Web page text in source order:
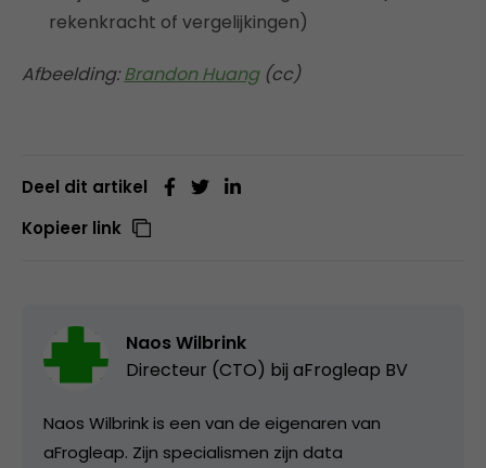
rekenkracht of vergelijkingen)
Afbeelding:Brandon Huang(cc)
Deel dit artikel
Kopieer link
Naos Wilbrink
Directeur (CTO) bij aFrogleap BV
Naos Wilbrink is een van de eigenaren van
aFrogleap. Zijn specialismen zijn data